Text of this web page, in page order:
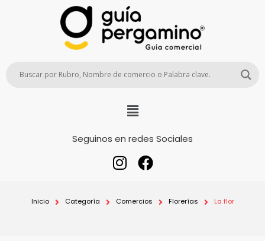
Seguinos en redes Sociales
Inicio Categoría Comercios Florerías La flor